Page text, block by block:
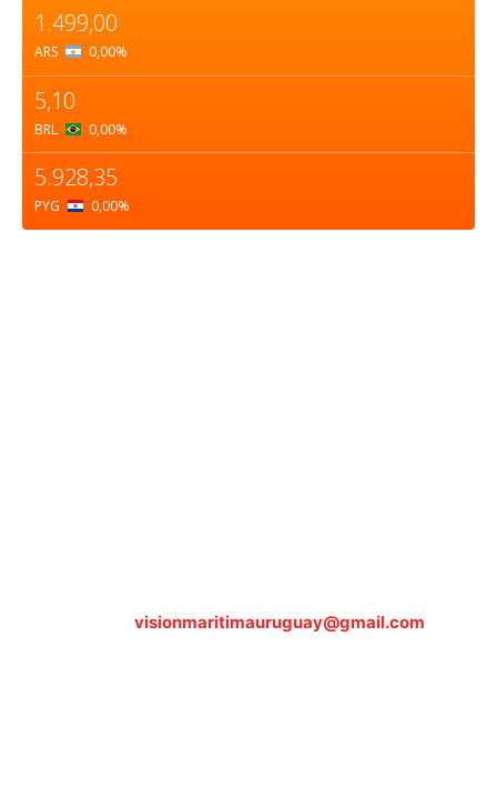
1.499,00
ARS 0,00%
5,10
BRL 0,00%
5.928,35
PYG 0,00%
visionmaritimauruguay@gmail.com